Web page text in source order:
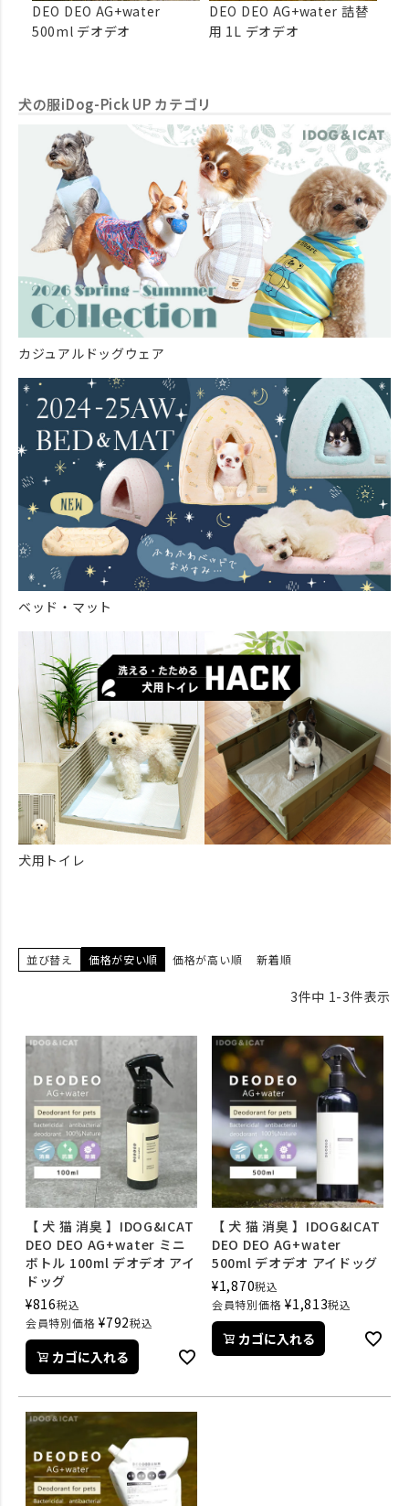
DEO DEO AG+water
500ml デオデオ
DEO DEO AG+water 詰替
用 1L デオデオ
犬の服iDog-Pick UP カテゴリ
カジュアルドッグウェア
ベッド・マット
犬用トイレ
並び替え 価格が安い順 価格が高い順 新着順
3件中 1-3件表示
【 犬 猫 消臭 】IDOG&ICAT
DEO DEO AG+water ミニ
ボトル 100ml デオデオ アイ
ドッグ
¥816税込
会員特別価格 ¥792税込
カゴに入れる
【 犬 猫 消臭 】IDOG&ICAT
DEO DEO AG+water
500ml デオデオ アイドッグ
¥1,870税込
会員特別価格 ¥1,813税込
カゴに入れる